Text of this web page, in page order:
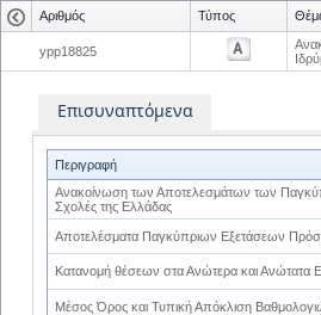
Αριθμός Τύπος
ypp18825
Επισυναπτόμενα
Περιγραφή
Ανακοίνωση των Αποτελεσμάτων των
Σχολές της Ελλάδας
Αποτελέσματα Παγκύπριων Εξετάσεων
Κατανομή θέσεων στα Ανώτερα και Ανώτατα
Μέσος Όρος και Τυπική Απόκλιση